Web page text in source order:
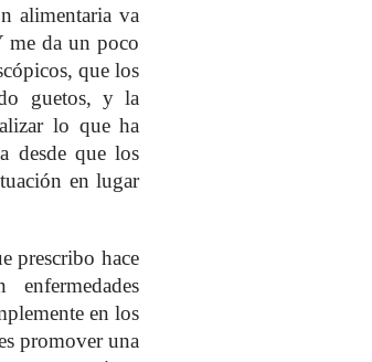
alimentaria va
me da un poco
que los
guetos, y la
lo que ha
desde que los
en lugar
prescribo hace
en los
promover una